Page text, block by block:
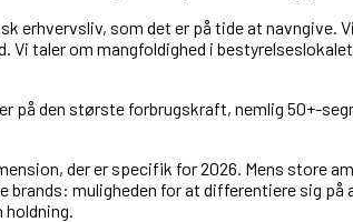
erhvervsliv, som det er på tide at
Vi taler om mangfoldighed i
på den største forbrugskraft, nemlig 50+-
der er specifik for 2026. Mens store
muligheden for at differentiere sig